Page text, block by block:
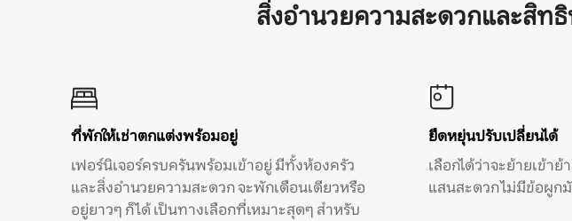
สิ่งอำนวยความสะดวกและสิท
ที่พักให้เช่าตกแต่งพร้อมอยู่
เฟอร์นิเจอร์ครบครันพร้อมเข้าอยู่ มีทั้งห้องครัว
และสิ่งอำนวยความสะดวก จะพักเดือนเดียวหรือ
อยู่ยาวๆ ก็ได้ เป็นทางเลือกที่เหมาะสุดๆ สำหรับ
ยืดหยุ่นปรับเปลี่ยนได้
เลือกได้ว่าจะย้ายเข้า
แสนสะดวก ไม่มีข้อผูก